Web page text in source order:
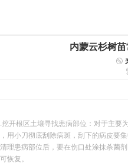
内蒙云杉树
根区土壤寻找患病部位：对于主要
小刀彻底刮除病斑，刮下的病皮要
患病部位后，要在伤口处涂抹杀
恢复。